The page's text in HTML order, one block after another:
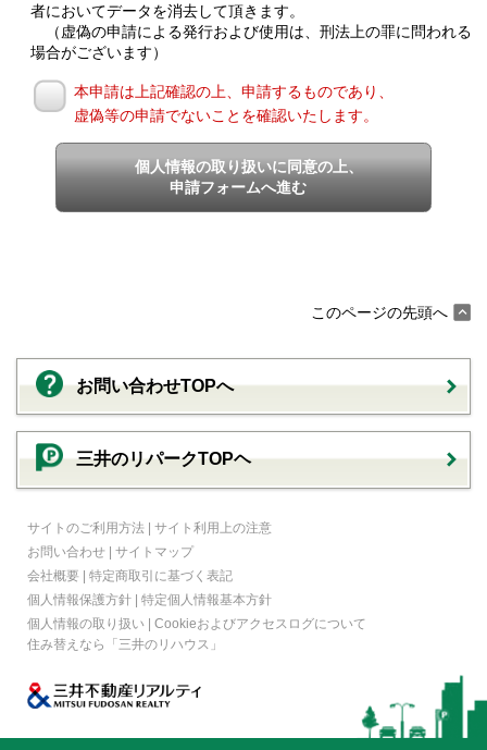
者においてデータを消去して頂きます。
（虚偽の申請による発行および使用は、刑法上の罪に問われる
場合がございます）
本申請は上記確認の上、申請するものであり、
虚偽等の申請でないことを確認いたします。
個人情報の取り扱いに同意の上、
申請フォームへ進む
このページの先頭へ
お問い合わせTOPへ
三井のリパークTOPヘ
サイトのご利用方法 | サイト利用上の注意
お問い合わせ | サイトマップ
会社概要 | 特定商取引に基づく表記
個人情報保護方針 | 特定個人情報基本方針
個人情報の取り扱い | Cookieおよびアクセスログについて
住み替えなら
「三井のリハウス」